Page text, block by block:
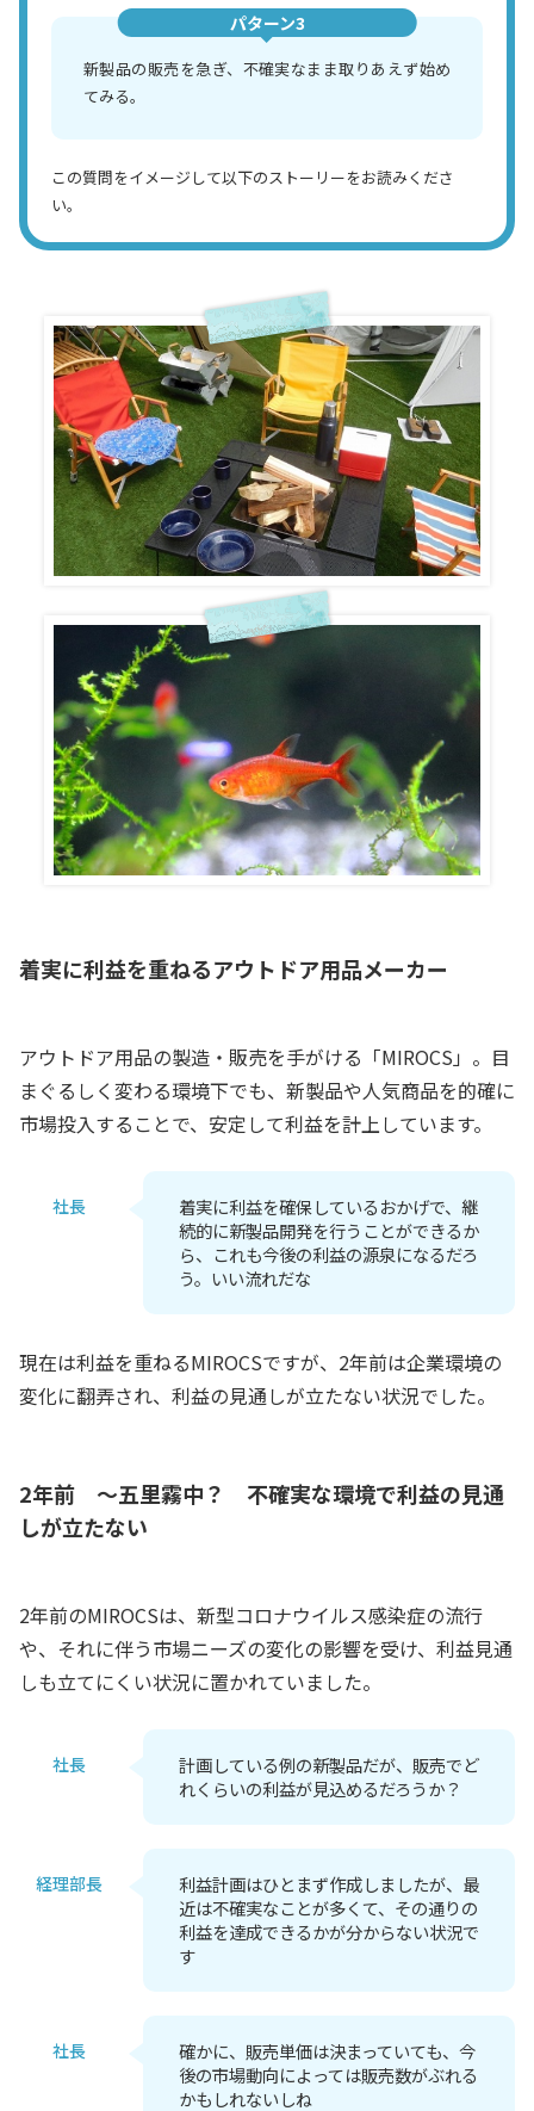
パターン3
新製品の販売を急ぎ、不確実なまま取りあえず始め
てみる。
この質問をイメージして以下のストーリーをお読みくださ
い。
着実に利益を重ねるアウトドア用品メーカー
アウトドア用品の製造・販売を手がける「MIROCS」。目
まぐるしく変わる環境下でも、新製品や人気商品を的確に
市場投入することで、安定して利益を計上しています。
社長
着実に利益を確保しているおかげで、継
続的に新製品開発を行うことができるか
ら、これも今後の利益の源泉になるだろ
う。いい流れだな
現在は利益を重ねるMIROCSですが、2年前は企業環境の
変化に翻弄され、利益の見通しが立たない状況でした。
2年前 ～五里霧中？ 不確実な環境で利益の見通
しが立たない
2年前のMIROCSは、新型コロナウイルス感染症の流行
や、それに伴う市場ニーズの変化の影響を受け、利益見通
しも立てにくい状況に置かれていました。
社長
計画している例の新製品だが、販売でど
れくらいの利益が見込めるだろうか？
経理部長
利益計画はひとまず作成しましたが、最
近は不確実なことが多くて、その通りの
利益を達成できるかが分からない状況で
す
社長
確かに、販売単価は決まっていても、今
後の市場動向によっては販売数がぶれる
かもしれないしね